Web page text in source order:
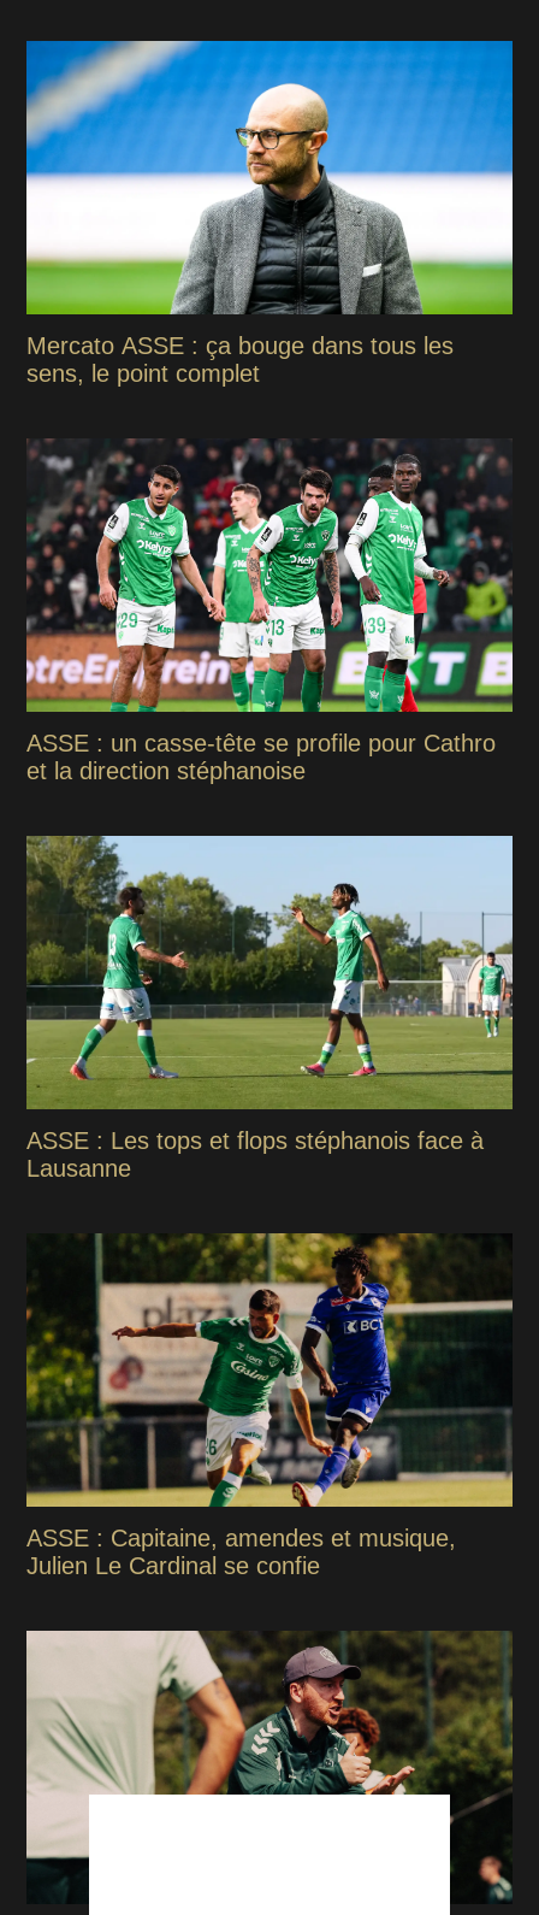
Mercato ASSE : ça bouge dans tous les
sens, le point complet
ASSE : un casse-tête se profile pour Cathro
et la direction stéphanoise
ASSE : Les tops et flops stéphanois face à
Lausanne
ASSE : Capitaine, amendes et musique,
Julien Le Cardinal se confie